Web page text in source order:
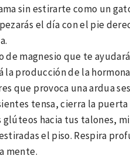
sin estirarte como un
el día con el pie
de magnesio que te
la producción de la
que provoca una ardua
tensa, cierra la
hacia tus talones,
el piso. Respira
mente.